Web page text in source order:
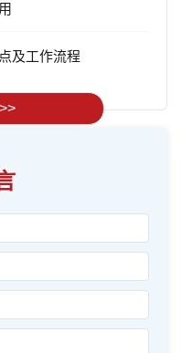
及工作流程